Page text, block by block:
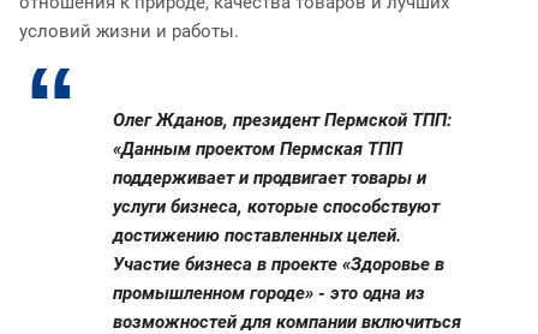
условий жизни и работы.
Олег Жданов, президент Пермской ТПП:
«Данным проектом Пермская ТПП
поддерживает и продвигает товары и
услуги бизнеса, которые способствуют
достижению поставленных целей.
Участие бизнеса в проекте «Здоровье в
промышленном городе» - это одна из
возможностей для компании включиться